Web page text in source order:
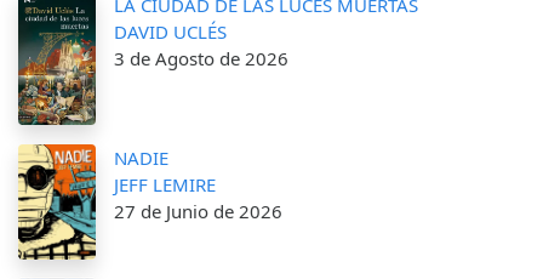
LA CIUDAD DE LAS LUCES MUERTAS
DAVID UCLÉS
3 de Agosto de 2026
NADIE
JEFF LEMIRE
27 de Junio de 2026